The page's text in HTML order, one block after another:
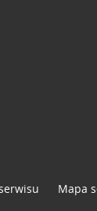
Mapa